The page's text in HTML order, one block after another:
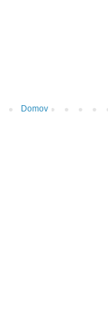
Domov